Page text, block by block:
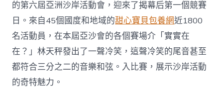
網
亞
沙
會
的
“奧
運
的第六屆亞洲沙岸活動會，迎來了揭幕后第一個競賽
日。來自45個國度和地域的甜心寶貝包養網近1800
名活動員，在本屆亞沙會的各個賽場介「實實在
在？」林天秤發出了一聲冷笑，這聲冷笑的尾音甚至
都符合三分之二的音樂和弦。入比賽，展示沙岸活動
的奇特魅力。